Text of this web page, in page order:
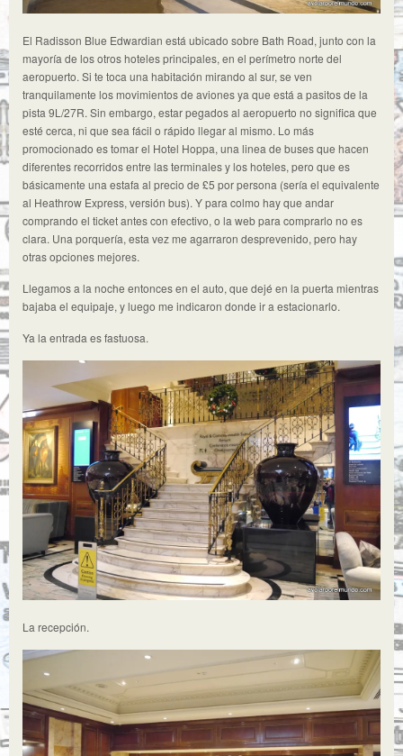
El Radisson Blue Edwardian está ubicado sobre Bath Road, junto con la
mayoría de los otros hoteles principales, en el perímetro norte del
aeropuerto. Si te toca una habitación mirando al sur, se ven
tranquilamente los movimientos de aviones ya que está a pasitos de la
pista 9L/27R. Sin embargo, estar pegados al aeropuerto no significa que
esté cerca, ni que sea fácil o rápido llegar al mismo. Lo más
promocionado es tomar el Hotel Hoppa, una linea de buses que hacen
diferentes recorridos entre las terminales y los hoteles, pero que es
básicamente una estafa al precio de £5 por persona (sería el equivalente
al Heathrow Express, versión bus). Y para colmo hay que andar
comprando el ticket antes con efectivo, o la web para comprarlo no es
clara. Una porquería, esta vez me agarraron desprevenido, pero hay
otras opciones mejores.
Llegamos a la noche entonces en el auto, que dejé en la puerta mientras
bajaba el equipaje, y luego me indicaron donde ir a estacionarlo.
Ya la entrada es fastuosa.
La recepción.